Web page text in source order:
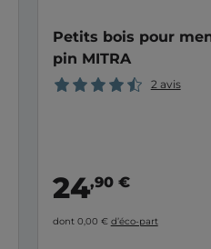
Petits bois pour
pin MITRA
2 avis
24,90 €
dont 0,00 € d’éco-part